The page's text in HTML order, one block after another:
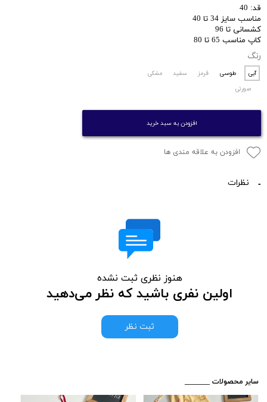
قد: 40
مناسب سایز 34 تا 40
کشسانی تا 96
کاپ مناسب 65 تا 80
رنگ
آبی طوسی قرمز سفید
مشکی
صورتی
افزودن به سبد خرید
افزودن به علاقه مندی ها
نظرات
هنوز نظری ثبت نشده
اولین نفری باشید که نظر می‌دهید
ثبت نظر
​_______ سایر محصولات